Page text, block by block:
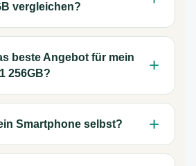
vergleichen?
beste Angebot für mein
256GB?
Smartphone selbst?